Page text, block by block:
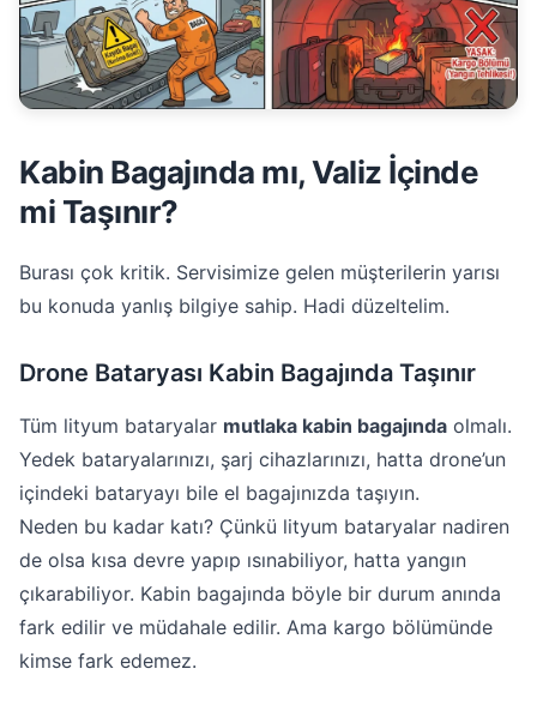
Kabin Bagajında mı, Valiz İçinde
mi Taşınır?
Burası çok kritik. Servisimize gelen müşterilerin yarısı
bu konuda yanlış bilgiye sahip. Hadi düzeltelim.
Drone Bataryası Kabin Bagajında Taşınır
Tüm lityum bataryalar mutlaka kabin bagajında olmalı.
Yedek bataryalarınızı, şarj cihazlarınızı, hatta drone’un
içindeki bataryayı bile el bagajınızda taşıyın.
Neden bu kadar katı? Çünkü lityum bataryalar nadiren
de olsa kısa devre yapıp ısınabiliyor, hatta yangın
çıkarabiliyor. Kabin bagajında böyle bir durum anında
fark edilir ve müdahale edilir. Ama kargo bölümünde
kimse fark edemez.